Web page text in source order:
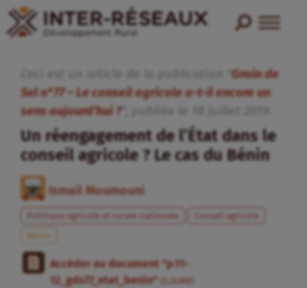
Grain de
Sel n°77 – Le conseil agricole a-t-il encore un
sens aujourd’hui ?", publiée
Un réengagement de l’État dans le
conseil agricole ? Le cas du Bénin
Ismail Moumouni
Politique agricole et rurale nationale
Conseil agricole
Accéder au document "p.11-
12_gds77_etat_benin"
(0.24MB)